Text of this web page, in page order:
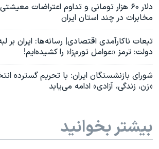
دلار ۶۰ هزار تومانی و تداوم اعتراضات
مخابرات در چند استان ایران
تبعات ناکارآمدی اقتصادی| رسانه‌ها: ایران بر
دولت: ترمز «عوامل تورم‌زا» را کشیده‌ایم!
شورای بازنشستگان ایران: با تحریم گسترده
«زن، زندگی، آزادی» ادامه می‌یابد
بیشتر بخوانید